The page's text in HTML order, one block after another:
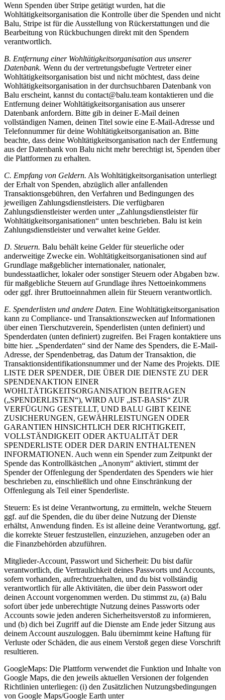
Wenn Spenden über Stripe getätigt wurden, hat die
Wohltätigkeitsorganisation die Kontrolle über die Spenden und nicht
Balu, Stripe ist für die Ausstellung von Rückerstattungen und die
Bearbeitung von Rückbuchungen direkt mit den Spendern
verantwortlich.
B. Entfernung einer Wohltätigkeitsorganisation aus unserer
Datenbank. Wenn du der vertretungsbefugte Vertreter einer
Wohltätigkeitsorganisation bist und nicht möchtest, dass deine
Wohltätigkeitsorganisation in der durchsuchbaren Datenbank von
Balu erscheint, kannst du contact@balu.team kontaktieren und die
Entfernung deiner Wohltätigkeitsorganisation aus unserer
Datenbank anfordern. Bitte gib in deiner E-Mail deinen
vollständigen Namen, deinen Titel sowie eine E-Mail-Adresse und
Telefonnummer für deine Wohltätigkeitsorganisation an. Bitte
beachte, dass deine Wohltätigkeitsorganisation nach der Entfernung
aus der Datenbank von Balu nicht mehr berechtigt ist, Spenden über
die Plattformen zu erhalten.
C. Empfang von Geldern. Als Wohltätigkeitsorganisation unterliegt
der Erhalt von Spenden, abzüglich aller anfallenden
Transaktionsgebühren, den Verfahren und Bedingungen des
jeweiligen Zahlungsdienstleisters. Die verfügbaren
Zahlungsdienstleister werden unter „Zahlungsdienstleister für
Wohltätigkeitsorganisationen“ unten beschrieben. Balu ist kein
Zahlungsdienstleister und verwaltet keine Gelder.
D. Steuern. Balu behält keine Gelder für steuerliche oder
anderweitige Zwecke ein. Wohltätigkeitsorganisationen sind auf
Grundlage maßgeblicher internationaler, nationaler,
bundesstaatlicher, lokaler oder sonstiger Steuern oder Abgaben bzw.
für maßgebliche Steuern auf Grundlage ihres Nettoeinkommens
oder ggf. ihrer Bruttoeinnahmen allein für Steuern verantwortlich.
E. Spenderlisten und andere Daten. Eine Wohltätigkeitsorganisation
kann zu Compliance- und Transaktionszwecken auf Informationen
über einen Tierschutzverein, Spenderlisten (unten definiert) und
Spenderdaten (unten definiert) zugreifen. Bei Fragen kontaktiere uns
bitte hier. „Spenderdaten“ sind der Name des Spenders, die E-Mail-
Adresse, der Spendenbetrag, das Datum der Transaktion, die
Transaktionsidentifikationsnummer und der Name des Projekts. DIE
LISTE DER SPENDER, DIE ÜBER DIE DIENSTE ZU DER
SPENDENAKTION EINER
WOHLTÄTIGKEITSORGANISATION BEITRAGEN
(„SPENDERLISTEN“), WIRD AUF „IST-BASIS“ ZUR
VERFÜGUNG GESTELLT, UND BALU GIBT KEINE
ZUSICHERUNGEN, GEWÄHRLEISTUNGEN ODER
GARANTIEN HINSICHTLICH DER RICHTIGKEIT,
VOLLSTÄNDIGKEIT ODER AKTUALITÄT DER
SPENDERLISTE ODER DER DARIN ENTHALTENEN
INFORMATIONEN. Auch wenn ein Spender zum Zeitpunkt der
Spende das Kontrollkästchen „Anonym“ aktiviert, stimmt der
Spender der Offenlegung der Spenderdaten des Spenders wie hier
beschrieben zu, einschließlich und ohne Einschränkung der
Offenlegung als Teil einer Spenderliste.
Steuern: Es ist deine Verantwortung, zu ermitteln, welche Steuern
ggf. auf die Spenden, die du über deine Nutzung der Dienste
erhältst, Anwendung finden. Es ist alleine deine Verantwortung, ggf.
die korrekte Steuer festzustellen, einzuziehen, anzugeben oder an
die Finanzbehörden abzuführen.
Mitglieder-Account, Passwort und Sicherheit: Du bist dafür
verantwortlich, die Vertraulichkeit deines Passworts und Accounts,
sofern vorhanden, aufrechtzuerhalten, und du bist vollständig
verantwortlich für alle Aktivitäten, die über dein Passwort oder
deinen Account vorgenommen werden. Du stimmst zu, (a) Balu
sofort über jede unberechtigte Nutzung deines Passworts oder
Accounts sowie jeden anderen Sicherheitsverstoß zu informieren,
und (b) dich bei Zugriff auf die Dienste am Ende jeder Sitzung aus
deinem Account auszuloggen. Balu übernimmt keine Haftung für
Verluste oder Schäden, die aus einem Verstoß gegen diese Vorschrift
resultieren.
GoogleMaps: Die Plattform verwendet die Funktion und Inhalte von
Google Maps, die den jeweils aktuellen Versionen der folgenden
Richtlinien unterliegen: (i) den Zusätzlichen Nutzungsbedingungen
von Google Maps/Google Earth unter